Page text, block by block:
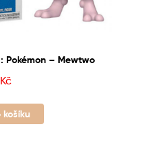
Pokémon – Mewtwo
Kč